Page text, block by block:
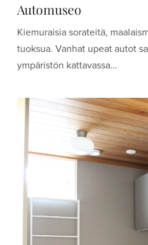
Automuseo
Kiemuraisia sorateitä,
tuoksua. Vanhat upeat autot
ympäristön kattavassa…